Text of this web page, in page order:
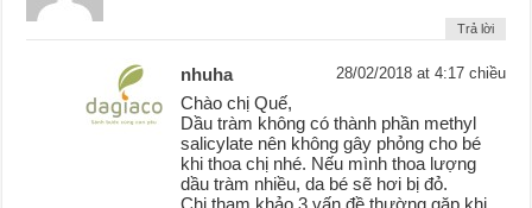
Trả lời
nhuha 28/02/2018 at 4:17 chiều
Chào chị Quế,
Dầu tràm không có thành phần methyl
salicylate nên không gây phỏng cho bé
khi thoa chị nhé. Nếu mình thoa lượng
dầu tràm nhiều, da bé sẽ hơi bị đỏ.
Chị tham khảo 3 vấn đề thường gặp khi